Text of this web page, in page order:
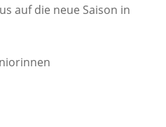
auf die neue Saison in